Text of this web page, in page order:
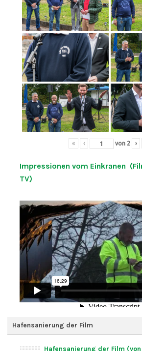
« ‹ von 2 ›
Impressionen vom Einkranen
TV)
Hafensanierung der Film
Hafensanierung der Film